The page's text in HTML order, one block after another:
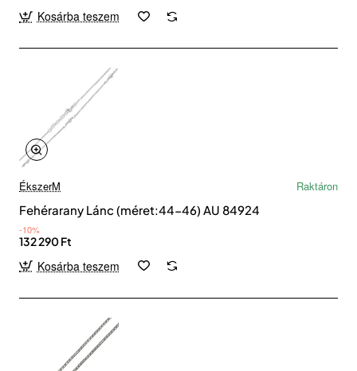
Kosárba teszem
ÉkszerM
Raktáron
Fehérarany Lánc (méret:44-46) AU 84924
-10%
132 290 Ft
Kosárba teszem